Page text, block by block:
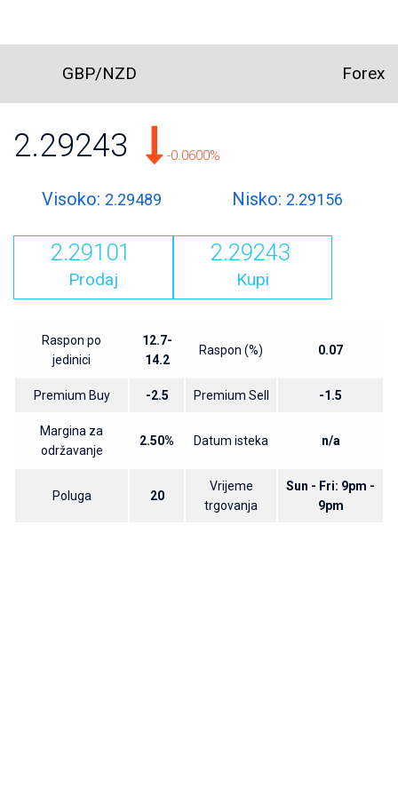
GBP/NZD Forex
2.29243 -0.0600%
Visoko: 2.29489 Nisko: 2.29156
2.29101
Prodaj
2.29243
Kupi
Raspon po
jedinici
12.7-
14.2
Raspon (%) 0.07
Premium Buy -2.5 Premium Sell -1.5
Margina za
održavanje
2.50% Datum isteka n/a
Poluga 20
Vrijeme
trgovanja
Sun - Fri: 9pm -
9pm